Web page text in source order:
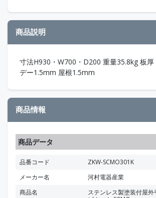
商品説明
寸法H930・W700・D200 重量35.8kg 板
デー1.5mm 屋根1.5mm
商品情報
商品データ
品番コード
ZKW-SCMO301K
メーカー名
河村電器産業
商品名
ステンレス製塗装付屋